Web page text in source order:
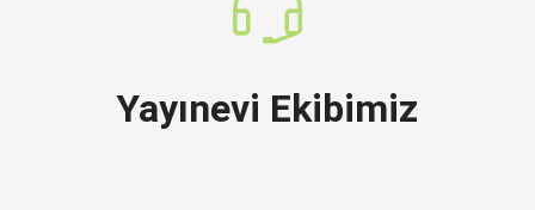
Yayınevi Ekibimiz